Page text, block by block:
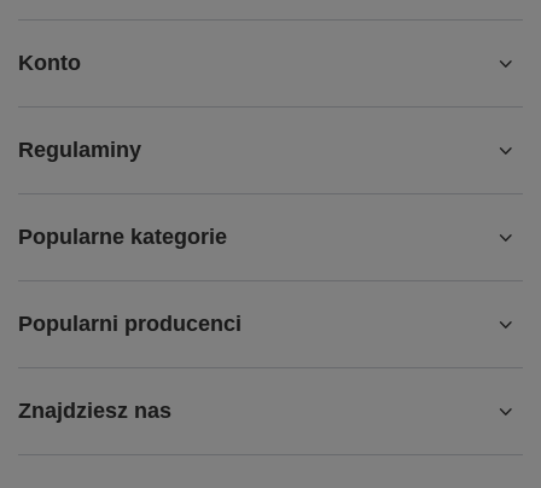
Konto
Regulaminy
Popularne kategorie
Popularni producenci
Znajdziesz nas